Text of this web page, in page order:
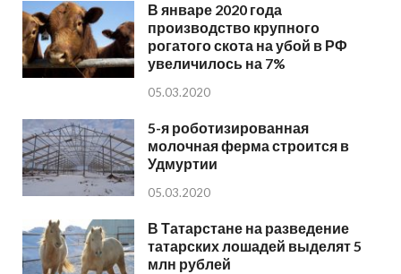
В январе 2020 года
производство крупного
рогатого скота на убой в РФ
увеличилось на 7%
05.03.2020
5-я роботизированная
молочная ферма строится в
Удмуртии
05.03.2020
В Татарстане на разведение
татарских лошадей выделят 5
млн рублей